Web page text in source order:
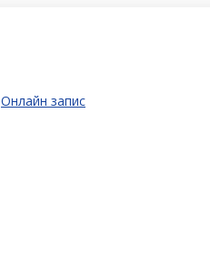
Онлайн запис